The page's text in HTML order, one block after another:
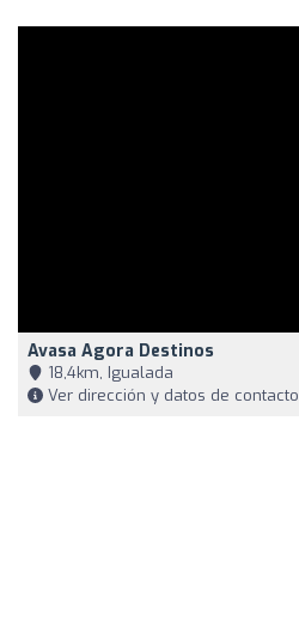
Avasa Agora Destinos
18,4km, Igualada
Ver dirección y datos de contacto